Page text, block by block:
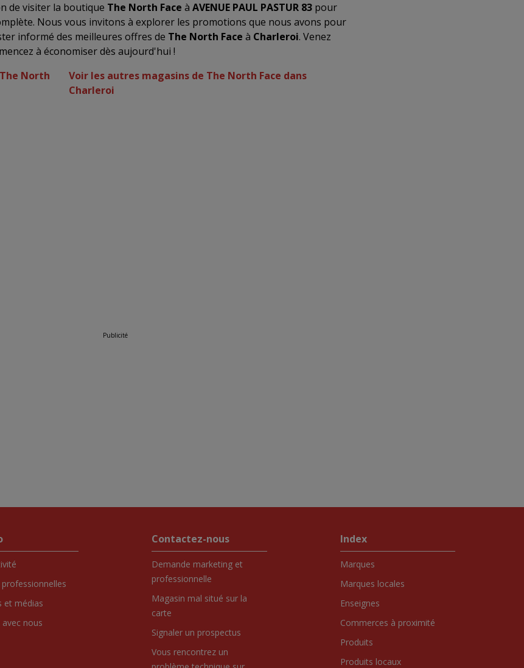
de visiter la boutique The North Face à AVENUE PAUL PASTUR 83pour
Nous vous invitons à explorer les promotions que nous avons pour
informé des meilleures offres de The North Face à Charleroi. Venez
à économiser dès aujourd'hui !
North
Voir les autres magasins de The North Face dans
Charleroi
Publicité
et médias
avec nous
Contactez-nous
Demande marketing et
professionnelle
Magasin mal situé sur la
carte
Signaler un prospectus
Vous rencontrez un
Index
Marques
Marques locales
Enseignes
Commerces à proximité
Produits
Produits locaux